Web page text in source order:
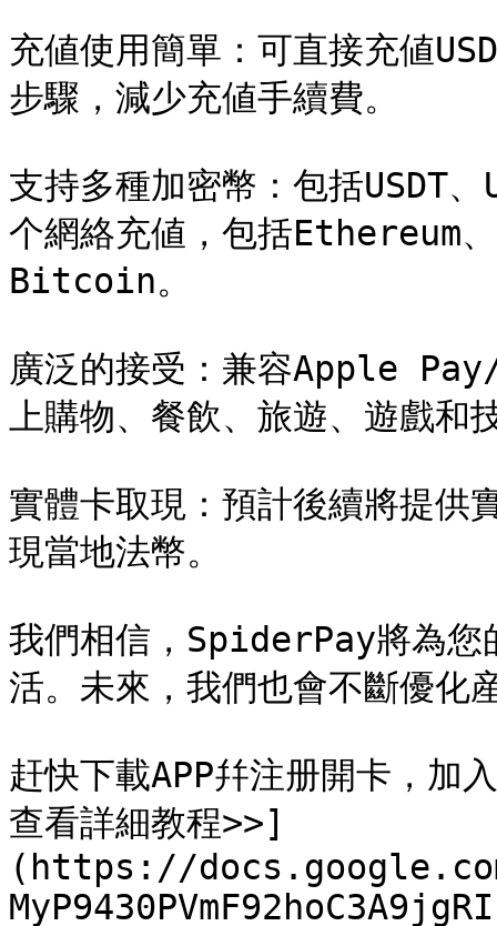
充値使用簡單：可直接充値
步驟，減少充値手續費。
支持多種加密幣：包括USDT、
个網絡充値，包括Ethereum
Bitcoin。
廣泛的接受：兼容Apple
上購物、餐飲、旅遊、遊戲和
實體卡取現：預計後續將提供
現當地法幣。
我們相信，SpiderPay將為您
活。未來，我們也會不斷優化
赶快下載APP幷注册開卡，
查看詳細教程>>]
(https://